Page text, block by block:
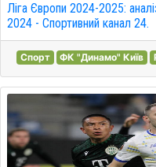
Ліга Європи 2024-2025:
2024 - Спортивний канал 24.
Спорт ФК "Динамо" Київ